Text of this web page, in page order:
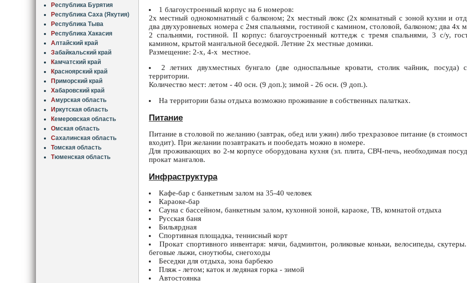
Республика Бурятия
Республика Саха (Якутия)
Республика Тыва
Республика Хакасия
Алтайский край
Забайкальский край
Камчатский край
Красноярский край
Приморский край
Хабаровский край
Амурская область
Иркутская область
Кемеровская область
Омская область
Сахалинская область
Томская область
Тюменская область
1 благоустроенный корпус на 6 номеров:
2х местный однокомнатный с балконом; 2х местный люкс (2х комнатный с зоной кухни и
два двухуровневых номера с 2мя спальнями, гостиной с камином, столовой, балконом; два 4х
2 спальнями, гостиной. II корпус: благоустроенный коттедж с тремя спальнями, 3 с/у,
камином, крытой мангальной беседкой. Летние 2х местные домики.
Размещение: 2-х, 4-х местное.
2 летних двухместных бунгало (две односпальные кровати, столик чайник, посуда)
территории.
Количество мест: летом - 40 осн. (9 доп.); зимой - 26 осн. (9 доп.).
На территории базы отдыха возможно проживание в собственных палатках.
Питание
Питание в столовой по желанию (завтрак, обед или ужин) либо трехразовое питание (в
входит). При желании позавтракать и пообедать можно в номере.
Для проживающих во 2-м корпусе оборудована кухня (эл. плита, СВЧ-печь, необходимая
прокат мангалов.
Инфраструктура
Кафе-бар с банкетным залом на 35-40 человек
Караоке-бар
Сауна с бассейном, банкетным залом, кухонной зоной, караоке, ТВ, комнатой отдыха
Русская баня
Бильярдная
Спортивная площадка, теннисный корт
Прокат спортивного инвентаря: мячи, бадминтон, роликовые коньки, велосипеды,
беговые лыжи, сноутюбы, снегоходы
Беседки для отдыха, зона барбекю
Пляж - летом; каток и ледяная горка - зимой
Автостоянка